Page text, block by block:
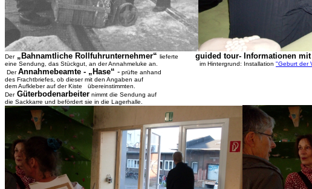
Der „Bahnamtliche Rollfuhrunternehmer“ lieferte guided tour- Informationen mit
eine Sendung, das Stückgut, an der Annahmeluke an. im Hintergrund: Installation "Geburt der
DerAnnahmebeamte - „Hase“ - prüfte anhand
des Frachtbriefes, ob dieser mit den Angaben auf
dem Aufkleber auf der Kiste übereinstimmten.
Der Güterbodenarbeiter nimmt die Sendung auf
die Sackkarre und befördert sie in die Lagerhalle.